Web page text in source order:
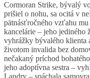
Cormoran Strike, bývalý
prišiel o nohu, sa ocitá v
pätnásťročného vzťahu
kancelárie – jeho
vyhrážky bývalého klienta
životom invalida bez
nečakaný príchod
jeho adoptívna sestra –